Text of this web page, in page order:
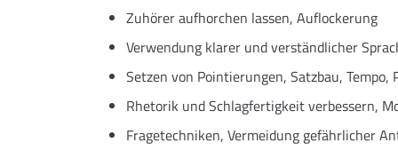
Zuhörer aufhorchen lassen, Auflockerung
Verwendung klarer und verständlicher
Setzen von Pointierungen, Satzbau,
Rhetorik und Schlagfertigkeit verbessern,
Fragetechniken, Vermeidung gefährlicher